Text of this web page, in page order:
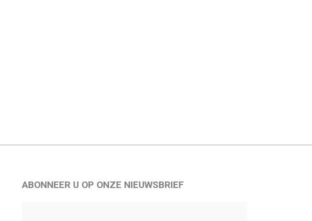
ABONNEER U OP ONZE NIEUWSBRIEF